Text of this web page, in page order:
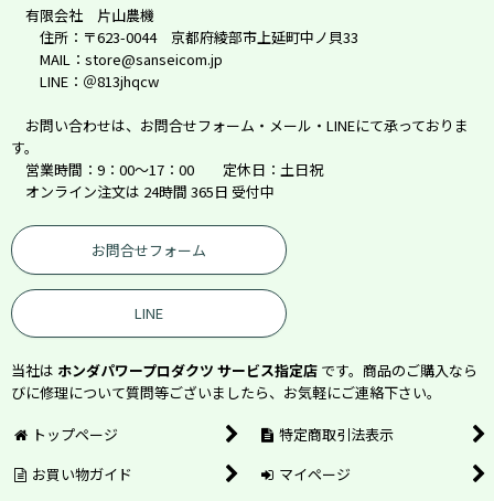
有限会社 片山農機
住所：〒623-0044 京都府綾部市上延町中ノ貝33
MAIL：store@sanseicom.jp
LINE：＠813jhqcw
お問い合わせは、お問合せフォーム・メール・LINEにて承っておりま
す。
営業時間：9：00～17：00 定休日：土日祝
オンライン注文は 24時間 365日 受付中
お問合せフォーム
LINE
当社は ホンダパワープロダクツ サービス指定店 です。商品のご購入なら
びに修理について質問等ございましたら、お気軽にご連絡下さい。
トップページ
特定商取引法表示
お買い物ガイド
マイページ